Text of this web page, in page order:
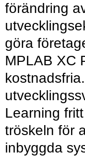
förändring
göra
MPLAB XC
Learning
tröskeln för
inbyggda